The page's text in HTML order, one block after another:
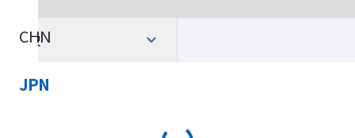
CHN
JPN
選択